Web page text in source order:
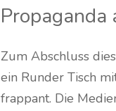
Propaganda
Zum Abschluss
ein Runder Tisch
frappant. Die